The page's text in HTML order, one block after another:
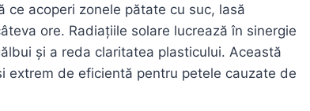
acoperi zonele pătate cu suc, lasă
ore. Radiațiile solare lucrează în sinergie
și a reda claritatea plasticului. Această
extrem de eficientă pentru petele cauzate de